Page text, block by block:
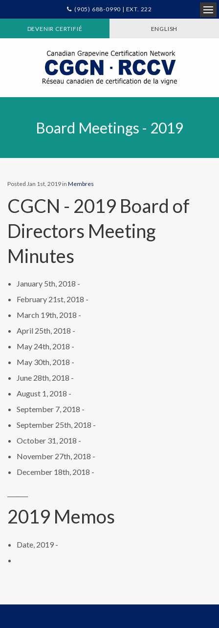
(905) 688-0990 | EXT. 222
DEVENIR CERTIFIÉ ENGLISH
Board Meetings - 2019
Posted Jan 1st, 2019 in Membres
CGCN - 2019 Board of
Directors Meeting
Minutes
January 5th, 2018 -
February 21st, 2018 -
March 19th, 2018 -
April 25th, 2018 -
May 24th, 2018 -
May 30th, 2018 -
June 28th, 2018 -
August 1, 2018 -
September 7, 2018 -
September 25th, 2018 -
October 31, 2018 -
November 27th, 2018 -
December 18th, 2018 -
2019 Memos
Date, 2019 -